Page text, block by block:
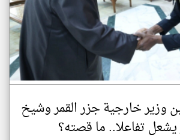
وزير خارجية جزر القمر وشيخ
يشعل تفاعلا.. ما قصته؟